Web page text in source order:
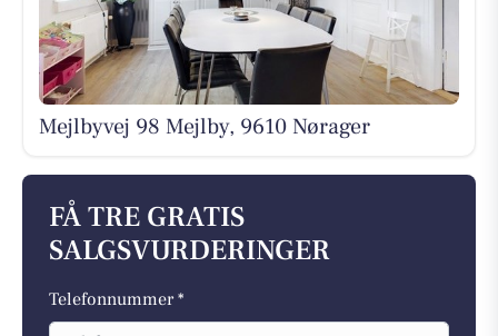
Mejlbyvej 98 Mejlby, 9610 Nørager
FÅ TRE GRATIS
SALGSVURDERINGER
Telefonnummer *